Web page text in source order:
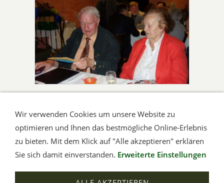
dem 'Vater' des Projekts Knappensee in der Wetterau,
zollte die Stiftung ihm ihre Anerkennung für die
geleistete Arbeit durch eine Spende. Wie nicht anders zu
erwarten, wird Erhardt Thörner diese Spende für die
Wir verwenden Cookies um unsere Website zu
optimieren und Ihnen das bestmögliche Online-Erlebnis
zu bieten. Mit dem Klick auf "Alle akzeptieren" erklären
Sie sich damit einverstanden. Erweiterte Einstellungen